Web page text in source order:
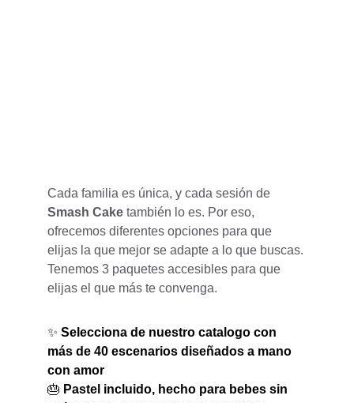
Cada familia es única, y cada sesión de
Smash Cake también lo es. Por eso,
ofrecemos diferentes opciones para que
elijas la que mejor se adapte a lo que buscas.
Tenemos 3 paquetes accesibles para que
elijas el que más te convenga.
✨ Selecciona de nuestro catalogo con
más de 40 escenarios diseñados a mano
con amor
🎂 Pastel incluido, hecho para bebes sin